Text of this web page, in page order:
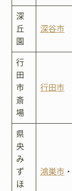
深
丘
園
深谷市
行
田
市
斎
場
行田市
県
央
み
ず
ほ
鴻巣市・